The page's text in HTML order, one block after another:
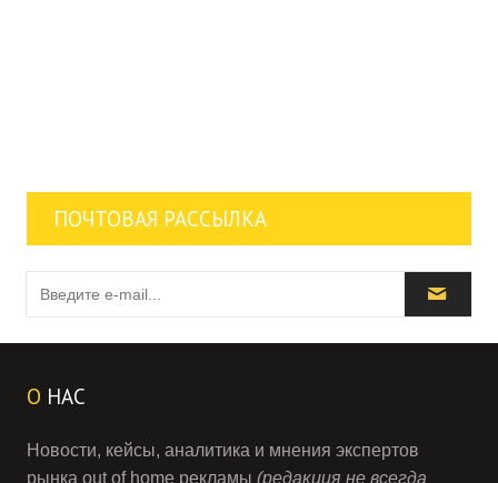
ПОЧТОВАЯ РАССЫЛКА
О НАС
Новости, кейсы, аналитика и мнения экспертов
рынка out of home рекламы (редакция не всегда